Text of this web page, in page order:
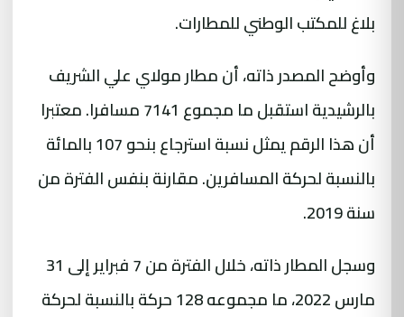
بلاغ للمكتب الوطني للمطارات.
وأوضح المصدر ذاته، أنمطار مولاي علي الشريف
بالرشيدية استقبل ما مجموع 7141 مسافرا. معتبرا
أن هذا الرقم يمثل نسبة استرجاع بنحو 107 بالمائة
بالنسبة لحركة المسافرين. مقارنة بنفس الفترة من
سنة 2019.
وسجل المطار ذاته، خلال الفترة من 7 فبراير إلى 31
مارس 2022، ما مجموعه 128 حركة بالنسبة لحركة